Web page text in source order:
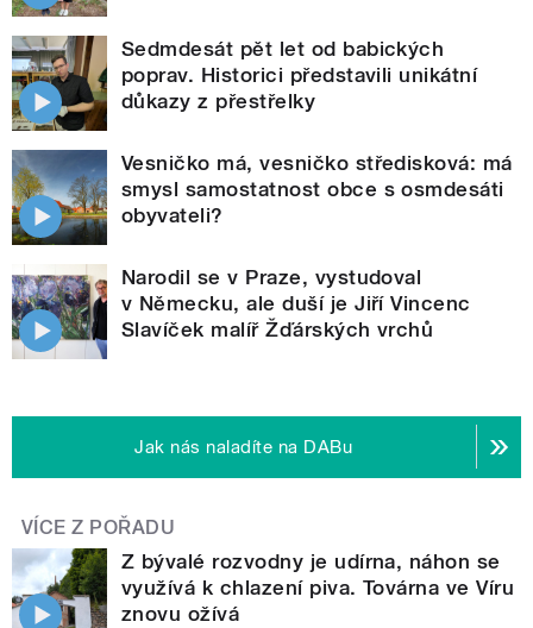
Sedmdesát pět let od babických
poprav. Historici představili unikátní
důkazy z přestřelky
Vesničko má, vesničko středisková: má
smysl samostatnost obce s osmdesáti
obyvateli?
Narodil se v Praze, vystudoval
v Německu, ale duší je Jiří Vincenc
Slavíček malíř Žďárských vrchů
Jak nás naladíte na DABu
VÍCE Z POŘADU
Z bývalé rozvodny je udírna, náhon se
využívá k chlazení piva. Továrna ve Víru
znovu ožívá